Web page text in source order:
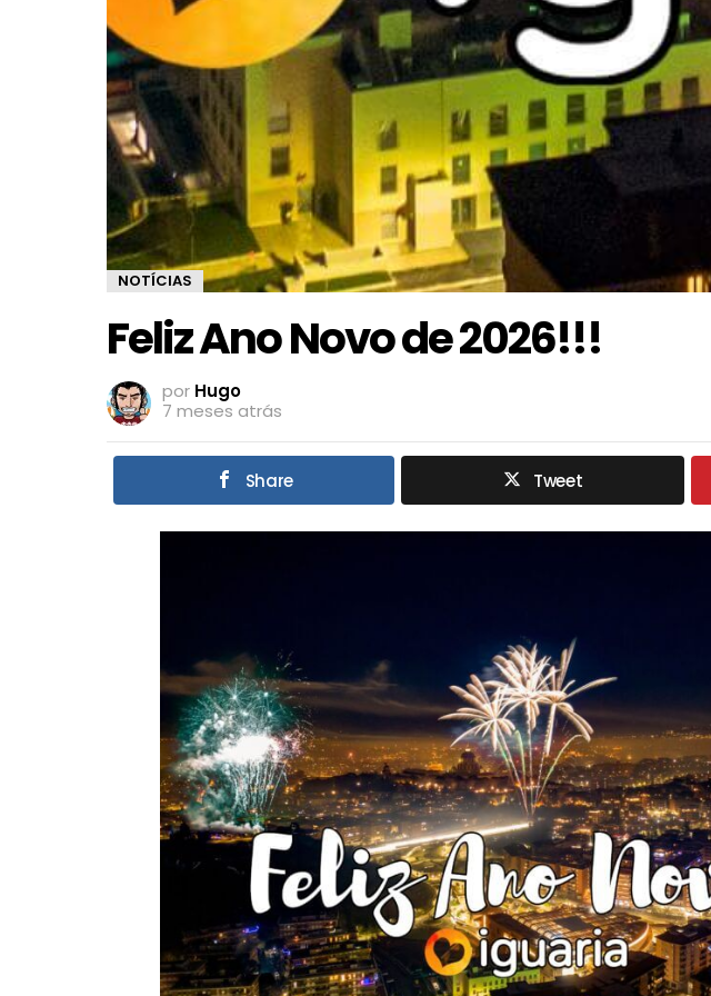
NOTÍCIAS
Feliz Ano Novo de 2026!!!
por Hugo
7 meses atrás
Share Tweet